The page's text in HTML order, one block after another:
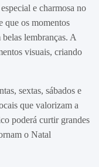
e charmosa no
que os momentos
lembranças. A
visuais, criando
sextas, sábados e
que valorizam a
poderá curtir grandes
o Natal